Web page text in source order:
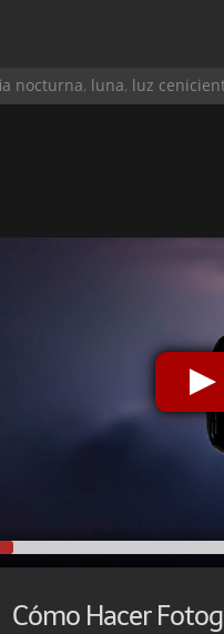
nocturna, luna, luz
Cómo Hacer